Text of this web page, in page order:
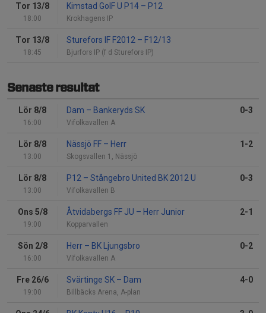
Tor 13/8
18:00
Kimstad GoIF U P14 – P12
Krokhagens IP
Tor 13/8
18:45
Sturefors IF F2012 – F12/13
Bjurfors IP (f d Sturefors IP)
Senaste resultat
Lör 8/8
16:00
Dam – Bankeryds SK
Vifolkavallen A
0-3
Lör 8/8
13:00
Nässjö FF – Herr
Skogsvallen 1, Nässjö
1-2
Lör 8/8
13:00
P12 – Stångebro United BK 2012 U
Vifolkavallen B
0-3
Ons 5/8
19:00
Åtvidabergs FF JU – Herr Junior
Kopparvallen
2-1
Sön 2/8
16:00
Herr – BK Ljungsbro
Vifolkavallen A
0-2
Fre 26/6
19:00
Svärtinge SK – Dam
Billbäcks Arena, A-plan
4-0